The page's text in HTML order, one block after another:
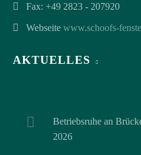
Fax: +49 2823 - 207920
Webseite www.schoofs-
AKTUELLES
Betriebsruhe an
2026